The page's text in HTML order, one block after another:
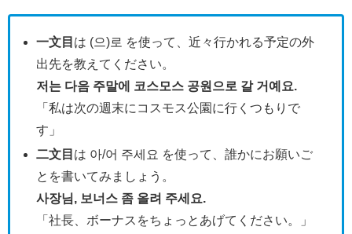
一文目 は (으)로 を使って、近々行かれる予定の外
出先を教えてください。
저는 다음 주말에 코스모스 공원으로 갈 거예요.
「私は次の週末にコスモス公園に行くつもりで
す」
二文目 は 아/어 주세요 を使って、誰かにお願いご
とを書いてみましょう。
사장님, 보너스 좀 올려 주세요.
「社長、ボーナスをちょっとあげてください。」